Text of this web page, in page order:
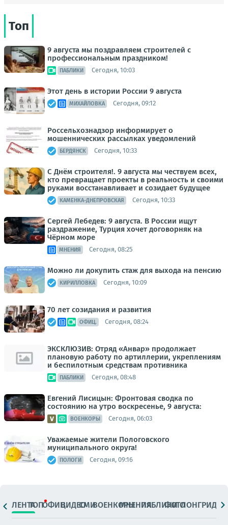
Топ
9 августа мы поздравляем строителей с
профессиональным праздником!
ПАБЛИКИ Сегодня, 10:03
Этот день в истории России 9 августа
МИХАЙЛОВКА Сегодня, 09:12
Россельхознадзор информирует о
мошеннических рассылках уведомлений
БЕРДЯНСК Сегодня, 10:33
С Днём строителя!. 9 августа мы чествуем всех,
кто превращает проекты в реальность и своими
руками восстанавливает и созидает будущее
КАМЕНКА-ДНЕПРОВСКАЯ Сегодня, 10:33
Сергей Лебедев: 9 августа. В России ищут
раздражение, Турция хочет договорняк на
Чёрном море
МНЕНИЯ Сегодня, 08:25
Можно ли докупить стаж для выхода на пенсию
КИРИЛЛОВКА Сегодня, 10:09
70 лет созидания и развития
ОФИЦ. Сегодня, 08:24
ЭКСКЛЮЗИВ: Отряд «Анвар» продолжает
плановую работу по артиллерии, укреплениям
и беспилотным средствам противника
ПАБЛИКИ Сегодня, 08:48
Евгений Лисицын: Фронтовая сводка по
состоянию на утро воскресенье, 9 августа:
ВОЕНКОРЫ Сегодня, 06:03
Уважаемые жители Пологовского
муниципального округа!
ПОЛОГИ Сегодня, 09:16
ЛЕНТАТОПОФИЦ.ВИДЕОСМИВОЕНКОРЫМНЕНИЯПАБЛИКИ
ФОТОЛОНГРИДЫ